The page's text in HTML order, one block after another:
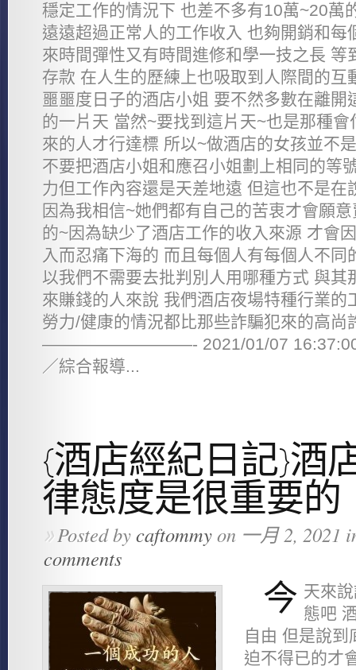
穩定工作的情況下 也差不多有10萬~20萬
遠遠超過正常人的工作收入 也夠開銷和每
來時間彈性又有時間進修和學一技之長 等
存款 在人生的歷練上也吸取到人際間的互
噩噩度日子的酒店小姐 要不然多數在離開
的一片天 當然~要找到這片天~也是那種
來的人才行達標 所以~做酒店的女孩並不
不要把酒店小姐和應召小姐劃上相同的等
力但工作內容還是天差地遠 但這也不是在
因為我相信~她們都有自己的苦衷才會願
的~因為缺少了酒店工作的收入來源 才會
入而忍痛下海的 而且每個人有每個人不同
以我們不需要去批判別人用哪種方式 與其
來賺錢的人來說 我們酒店夜場特種行業的
勞力/健康的情況都比那些詐騙犯來的高尚
—————————- 2021/01/07 16:37:00
／綜合報導...
{酒店經紀日記}酒
律態度是很重要的
»Posted bycaftommyon 一月 2, 2021
comments
今 天來
態吧
自由 但是說到
迫不得已的才